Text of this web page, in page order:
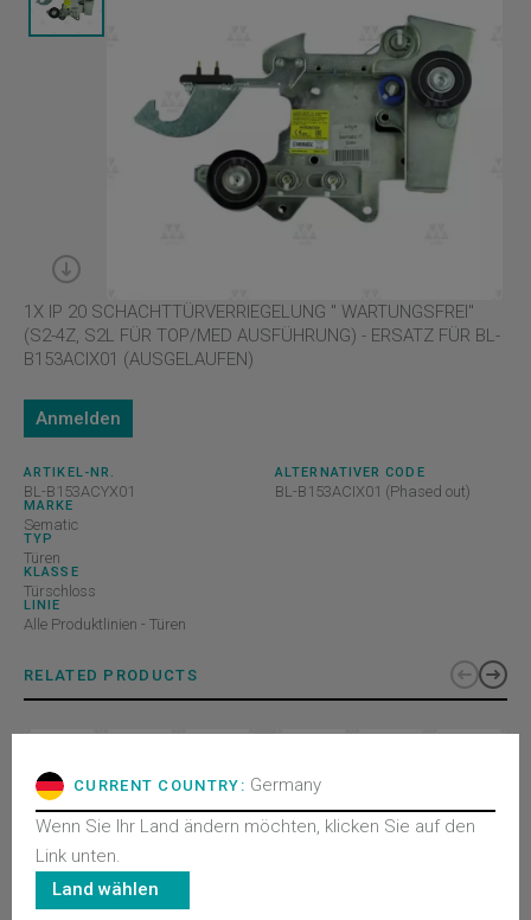
1X IP 20 SCHACHTTÜRVERRIEGELUNG " WARTUNGSFREI"
(S2-4Z, S2L FÜR TOP/MED AUSFÜHRUNG) - ERSATZ FÜR BL-
B153ACIX01 (AUSGELAUFEN)
Anmelden
ARTIKEL-NR.
BL-B153ACYX01
MARKE
Sematic
TYP
Türen
KLASSE
Türschloss
LINIE
Alle Produktlinien - Türen
ALTERNATIVER CODE
BL-B153ACIX01 (Phased out)
RELATED PRODUCTS
CURRENT COUNTRY: Germany
Wenn Sie Ihr Land ändern möchten, klicken Sie auf den
Link unten.
Land wählen